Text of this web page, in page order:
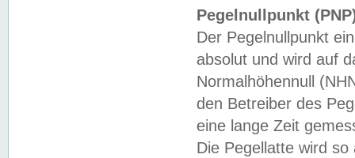
Pegelnullpunkt
Der Pegelnullpunkt
absolut und wird auf
Normalhöhennull
den Betreiber des
eine lange Zeit
Die Pegellatte wird